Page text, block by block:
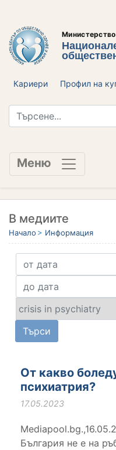
Кариери Профил на
Меню
В медиите
Начало Информация
От какво
психиатрия?
17.05.2023
България не е на